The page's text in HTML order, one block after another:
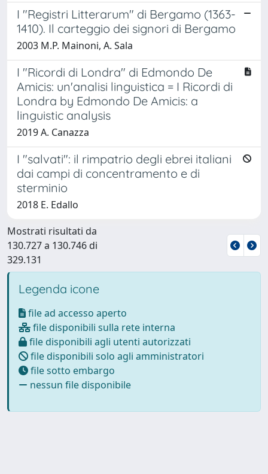
I "Registri Litterarum" di Bergamo (1363-
1410). Il carteggio dei signori di Bergamo
2003 M.P. Mainoni, A. Sala
I "Ricordi di Londra" di Edmondo De
Amicis: un'analisi linguistica = I Ricordi di
Londra by Edmondo De Amicis: a
linguistic analysis
2019 A. Canazza
I "salvati": il rimpatrio degli ebrei italiani
dai campi di concentramento e di
sterminio
2018 E. Edallo
Mostrati risultati da
130.727 a 130.746 di
329.131
Legenda icone
file ad accesso aperto
file disponibili sulla rete interna
file disponibili agli utenti autorizzati
file disponibili solo agli amministratori
file sotto embargo
nessun file disponibile